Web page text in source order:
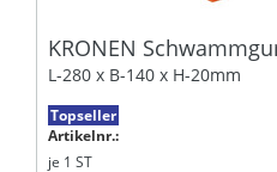
KRONEN
L-280 x B-140 x H-20mm
Topseller
Artikelnr.:
je 1 ST